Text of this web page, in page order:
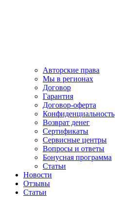
Авторские права
Мы в регионах
Договор
Гарантия
Договор-оферта
Конфиденциальность
Возврат денег
Сертификаты
Сервисные центры
Вопросы и ответы
Бонусная программа
Статьи
Новости
Отзывы
Статьи